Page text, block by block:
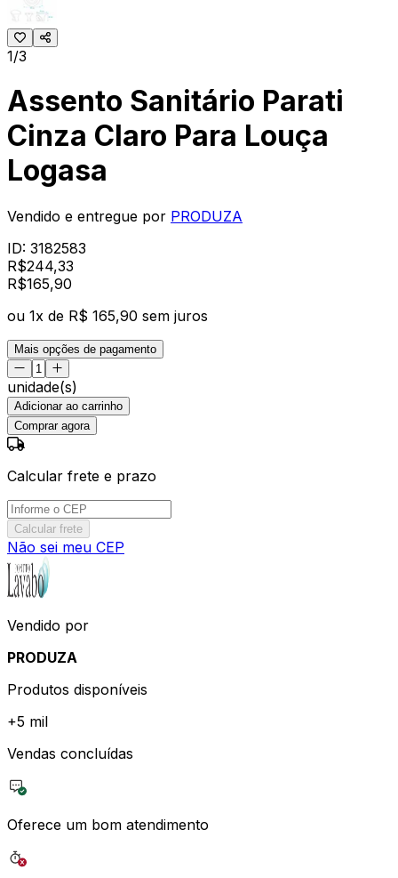
1/3
Assento Sanitário Parati
Cinza Claro Para Louça
Logasa
Vendido e entregue por PRODUZA
ID: 3182583
R$244,33
R$165,90
ou 1x de R$ 165,90 sem juros
Mais opções de pagamento
unidade(s)
Adicionar ao carrinho
Comprar agora
Calcular frete e prazo
Calcular frete
Não sei meu CEP
Vendido por
PRODUZA
Produtos disponíveis
+5 mil
Vendas concluídas
Oferece um bom atendimento